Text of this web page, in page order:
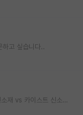
고 싶습니다..
타대 화학과-&gt; 카이스트 반도체공학대학원 신소재 vs 카이스트 신소재공학과 대학원